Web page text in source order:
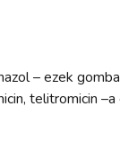
– ezek
telitromicin